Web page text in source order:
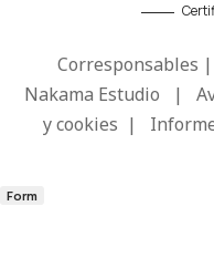
Corresponsables
Nakama Estudio |
y cookies |
Form